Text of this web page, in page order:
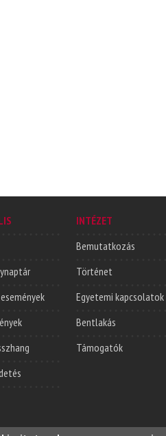
INTÉZET
Bemutatkozás
Történet
Egyetemi kapcsolatok
Bentlakás
Támogatók